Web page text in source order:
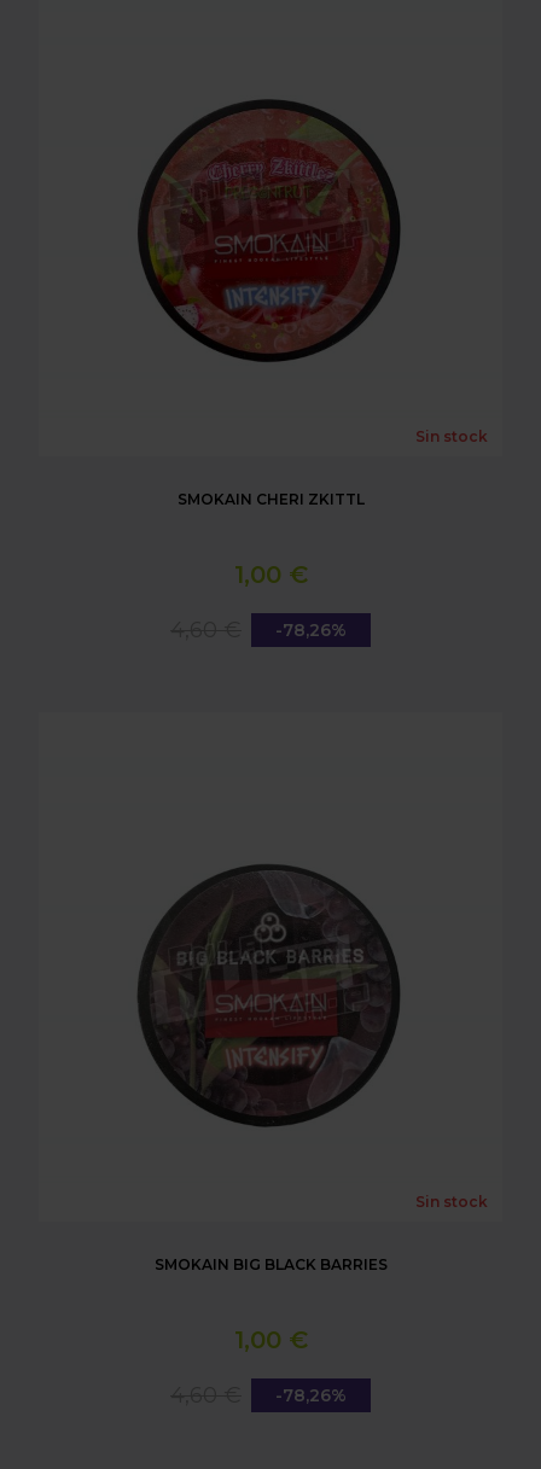
Sin stock
SMOKAIN CHERI ZKITTL
1,00 €
-78,26%
Sin stock
SMOKAIN BIG BLACK BARRIES
1,00 €
-78,26%